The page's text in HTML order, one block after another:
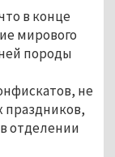
в конце
мирового
породы
не
праздников,
отделении